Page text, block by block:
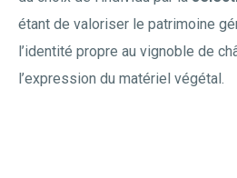
étant de valoriser le patrimoine
l’identité propre au vignoble de
l’expression du matériel végétal.